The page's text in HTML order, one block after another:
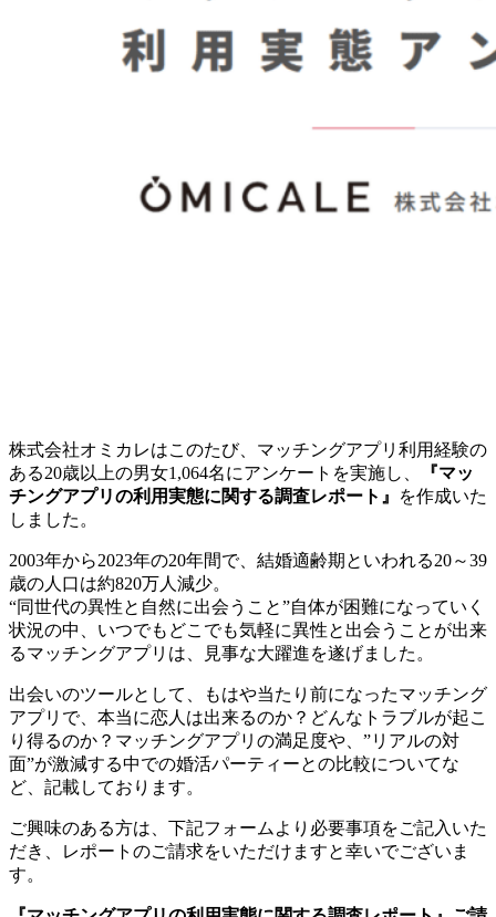
株式会社オミカレはこのたび、マッチングアプリ利用経験の
ある20歳以上の男女1,064名にアンケートを実施し、
『マッ
チングアプリの利用実態に関する調査レポート』
を作成いた
しました。
2003年から2023年の20年間で、結婚適齢期といわれる20～39
歳の人口は約820万人減少。
“同世代の異性と自然に出会うこと”自体が困難になっていく
状況の中、いつでもどこでも気軽に異性と出会うことが出来
るマッチングアプリは、見事な大躍進を遂げました。
出会いのツールとして、もはや当たり前になったマッチング
アプリで、本当に恋人は出来るのか？どんなトラブルが起こ
り得るのか？マッチングアプリの満足度や、”リアルの対
面”が激減する中での婚活パーティーとの比較についてな
ど、記載しております。
ご興味のある方は、下記フォームより必要事項をご記入いた
だき、レポートのご請求をいただけますと幸いでございま
す。